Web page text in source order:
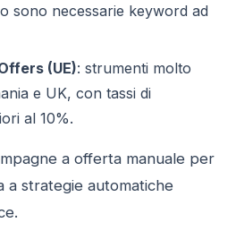
sono necessarie keyword ad
(UE): strumenti molto
e UK, con tassi di
al 10%.
a offerta manuale per
a strategie automatiche